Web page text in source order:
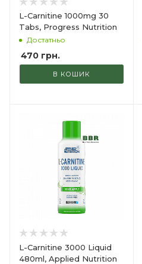
L-Carnitine 1000mg 30
Tabs, Progress Nutrition
Достатньо
470 грн.
В КОШИК
L-Carnitine 3000 Liquid
480ml, Applied Nutrition